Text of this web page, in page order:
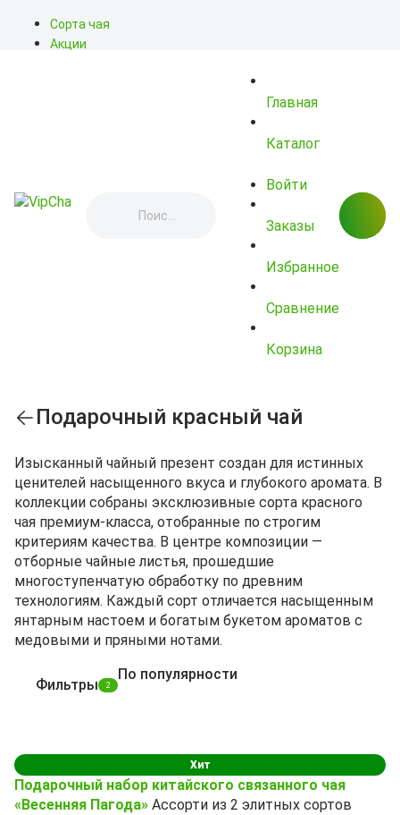
Сорта чая
Акции
Главная
Каталог
Войти
Заказы
Избранное
Сравнение
Корзина
Подарочный красный чай
Изысканный чайный презент создан для истинных
ценителей насыщенного вкуса и глубокого аромата. В
коллекции собраны эксклюзивные сорта красного
чая премиум-класса, отобранные по строгим
критериям качества. В центре композиции —
отборные чайные листья, прошедшие
многоступенчатую обработку по древним
технологиям. Каждый сорт отличается насыщенным
янтарным настоем и богатым букетом ароматов с
медовыми и пряными нотами.
Фильтры 2
По популярности
Хит
Подарочный набор китайского связанного чая
«Весенняя Пагода» Ассорти из 2 элитных сортов